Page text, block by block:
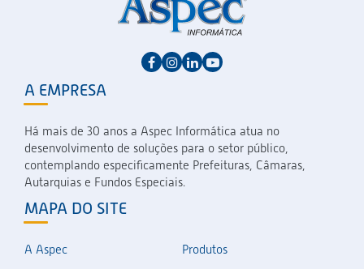
A EMPRESA
Há mais de 30 anos a Aspec Informática atua no
desenvolvimento de soluções para o setor público,
contemplando especificamente Prefeituras, Câmaras,
Autarquias e Fundos Especiais.
MAPA DO SITE
A Aspec Produtos